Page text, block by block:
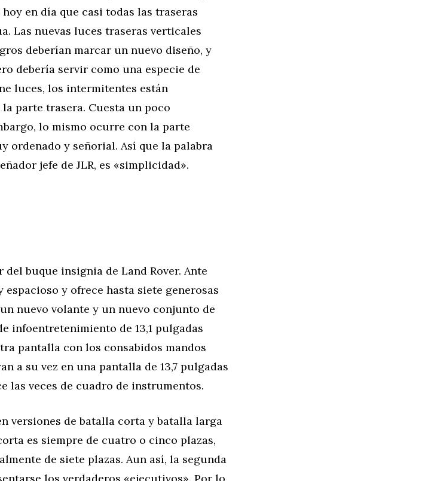
en día que casi todas las traseras
Las nuevas luces traseras verticales
deberían marcar un nuevo diseño, y
debería servir como una especie de
luces, los intermitentes están
parte trasera. Cuesta un poco
lo mismo ocurre con la parte
ordenado y señorial. Así que la palabra
jefe de JLR, es «simplicidad».
buque insignia de Land Rover. Ante
espacioso y ofrece hasta siete generosas
nuevo volante y un nuevo conjunto de
infoentretenimiento de 13,1 pulgadas
pantalla con los consabidos mandos
a su vez en una pantalla de 13,7 pulgadas
las veces de cuadro de instrumentos.
versiones de batalla corta y batalla larga
es siempre de cuatro o cinco plazas,
de siete plazas. Aun así, la segunda
los verdaderos «ejecutivos». Por lo